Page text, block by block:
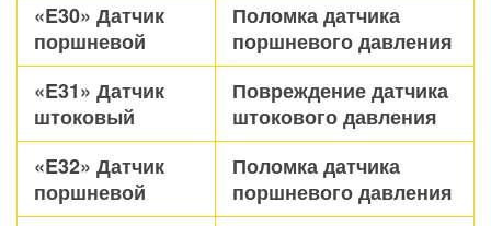
«E30» Датчик
поршневой
Поломка датчика
поршневого давления
«E31» Датчик
штоковый
Повреждение датчика
штокового давления
«E32» Датчик
поршневой
Поломка датчика
поршневого давления